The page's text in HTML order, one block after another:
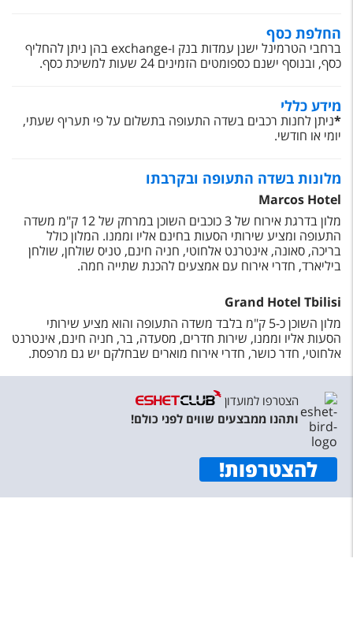
החלפת כסף
ברחבי הטרמינל ישנן עמדות בנק ו-exchange בהן ניתן להחליף
כסף, ובנוסף ישנם כספומטים הזמינים 24 שעות למשיכת כסף.
מידע כללי
*ניתן לחנות רכבים בשדה התעופה בתשלום על פי תעריף שעתי,
יומי או חודשי.
מלונות בשדה התעופה ובקרבתו
Marcos Hotel
מלון בדרגת אירוח של 3 כוכבים השוכן במרחק של 12 ק"מ משדה
התעופה ומציע שירותי הסעות בחינם אליו וממנו. המלון כולל
בריכה, סאונה, אינטרנט אלחוטי, חניה חינם, טניס שולחן, שולחן
ביליארד, חדרי אירוח עם אמצעים להכנת שתייה חמה.
Grand Hotel Tbilisi
מלון השוכן כ-5 ק"מ בלבד משדה התעופה והוא מציע שירותי
הסעות אליו וממנו, שירות חדרים, מסעדה, בר, חניה חינם, אינטרנט
אלחוטי, חדר כושר, חדרי אירוח מוארים שבחלקם יש גם מרפסת.
הצטרפו למועדון
ותהנו ממבצעים שווים לפני כולם!
להצטרפות!